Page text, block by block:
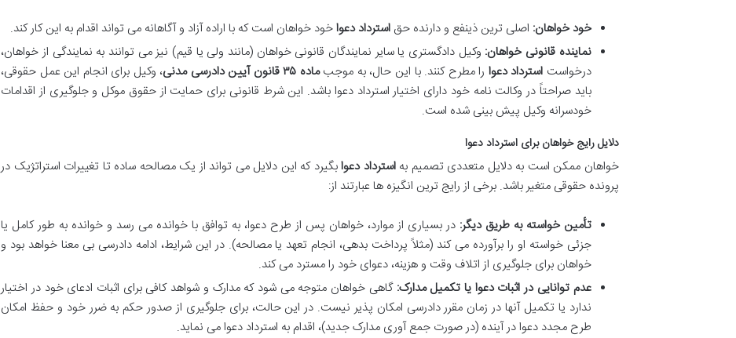
خود خواهان: اصلی ترین ذینفع و دارنده حقاسترداد دعواخود خواهان است که با اراده آزاد و آگاهانه می تواند اقدام به این کار کند.
نماینده قانونی خواهان: وکیل دادگستری یا سایر نمایندگان قانونی خواهان (مانند ولی یا قیم) نیز می توانند به نمایندگی از خواهان،
درخواست استرداد دعوا را مطرح کنند. با این حال، به موجبماده ۳۵ قانون آیین دادرسی مدنی
، وکیل برای انجام این عمل حقوقی،
باید صراحتاً در وکالت نامه خود دارای اختیار استرداد دعوا باشد. این شرط قانونی برای حمایت از حقوق موکل و جلوگیری از اقدامات
خودسرانه وکیل پیش بینی شده است.
دلایل رایج خواهان برای استرداد دعوا
خواهان ممکن است به دلایل متعددی تصمیم بهاسترداد دعوابگیرد که این دلایل می تواند از یک مصالحه ساده تا تغییرات استراتژیک در
پرونده حقوقی متغیر باشد. برخی از رایج ترین انگیزه ها عبارتند از:
تأمین خواسته به طریق دیگر: در بسیاری از موارد، خواهان پس از طرح دعوا، به توافق با خوانده می رسد و خوانده به طور کامل یا
جزئی خواسته او را برآورده می کند (مثلاً پرداخت بدهی، انجام تعهد یا مصالحه). در این شرایط، ادامه دادرسی بی معنا خواهد بود و
خواهان برای جلوگیری از اتلاف وقت و هزینه، دعوای خود را مسترد می کند.
عدم توانایی در اثبات دعوا یا تکمیل مدارک: گاهی خواهان متوجه می شود که مدارک و شواهد کافی برای اثبات ادعای خود در اختیار
ندارد یا تکمیل آنها در زمان مقرر دادرسی امکان پذیر نیست. در این حالت، برای جلوگیری از صدور حکم به ضرر خود و حفظ امکان
طرح مجدد دعوا در آینده (در صورت جمع آوری مدارک جدید)، اقدام به استرداد دعوا می نماید.